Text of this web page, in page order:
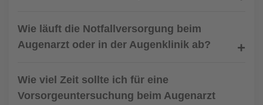
Wie läuft die Notfallversorgung beim
Augenarzt oder in der Augenklinik ab?
Wie viel Zeit sollte ich für eine
Vorsorgeuntersuchung beim Augenarzt